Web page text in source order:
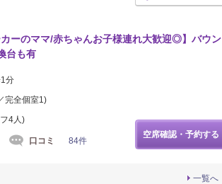
ーのママ/赤ちゃんお子様連れ大歓迎◎】バウン
台も有
分
完全個室1)
4人)
口コミ 84件
空席確認・予約する
一覧へ